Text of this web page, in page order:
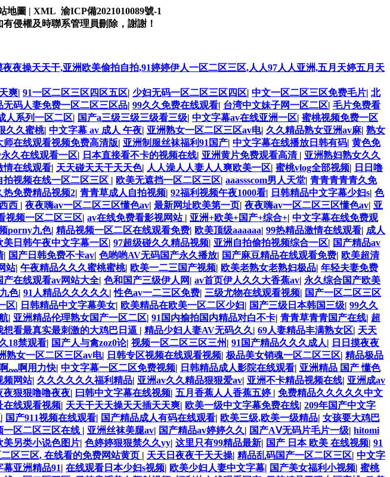
地圖 | XML 渝ICP備2021010089號-1
侵權及時聯系管理員刪除，謝謝！
夜操天天干,亚洲欧美偷拍自拍,91婷婷伊人一区二区三区,人人97人人亚洲,五月天婷五月天
爽| 91一区二区三区四区五区| 少妇无码一区二区三区四区| 中文一区二区三区免费毛片| 北
无码人妻免费一区二区三区品| 99久久免费在线观看| 台湾中文妹子网一区二区| 毛片免费看
人系列一区二区| 国产a三级三级三级看三级| 中文字幕av在线亚洲一区| 蜜桃视频免费一区
久久蜜桃| 中文字幕 av 成人 午夜| 亚洲熟女一区二区三区av电| 久久精品熟女亚洲av麻| 熟女
师在线观看视频免费高清版| 亚洲制服丝袜福利91国产| 中文字幕在线播放日韩有码| 黄色免
久在线观看一区| 日本直接看不卡的视频在线| 亚洲黄片免费观看高清 | 亚洲熟妇熟女久久
情在线观看| 天天碰天天干天天色| 人人澡人人妻人人爽欧美一区| 蜜桃vlog全部视频| 日日噜
拍视频在线一区二区三区 | 欧美无遮挡一区二区三区| aaassscom男人天堂| 青青青青青久免
热免费精品视频2| 青青草成人自拍视频| 92福利视频午夜1000看| 日韩精品中文字幕少妇s| 色
西 | 夜夜嗨av一区二区三区懂色av| 最新网址欧美第一页| 夜夜嗨av一区二区三区懂色av| 亚
视频一区二区三区| av在线免费看影视网站 | 亚洲+欧美+国产+综合+| 中文字幕在线免费观
porny九色| 精品视频一区二区在线观看免费| 欧美顶级aaaaaa| 99热精品激情在线观看| 成人
美日韩午夜中文字幕一区| 97超级碰久久精品视频| 亚洲自拍偷拍视频综合一区| 国产精品av
| 国产日韩免费不卡av| 色哟哟AV无码国产永久播放| 国产麻豆精品在线观看免费| 欧美超清
站| 午夜精品久久久蜜桃蜜桃| 欧美一二三国产视频| 欧美老熟女老熟妇极品| 年轻夫妻免费
产在线观看av网站大全| 色和国产三级伊人网| av首页伊人久久大香蕉av| 永久综合国产欧美
色| 91人精品久久久久久|性色av一二三区免费| 三级尤物在线观看视频| 国产一区二区三区
区| 日韩精品中文字幕美女| 欧美精品在欧美一区二区少妇| 国产三级日本韩国三级| 99久久
| 亚洲精品伦理熟女国产一区二区| 91国内揄拍国内精品对白不卡| 青青草青青国产在线| 超
想看最真实最刺激的大鸡巴日逼 | 精品少妇人妻AV无码久久| 69人妻精品丰满熟女区| 天天
18禁观看| 国产人与禽zoz0论| 视频一区二区三区三州 | 91国产精品久久久成人| 日日摸夜夜
熟女一区二区三区av电| 日韩专区视频在线观看视频| 极品美女销魂一区二区三区| 精品极品
灬啊用力快| 中文字幕一区二区免费视频| 日韩精品成人影院在线观看| 亚洲精品 国产 懂色
频网站| 久久久久久久福利精品| 亚洲av久久精品狠狠爱av| 亚洲不卡精品视频在线| 亚洲成av
夜狠狠噜噜夜夜| 曰韩中文字幕在线视频| 五月香蕉人人香蕉五婷 | 免费精品久久久久久中文
在线观看视频| 天天干天天操天天插天天爽| 欧美一级中文字幕免费在线| 209年国产中文字
| 国产911视频在线观看| 国产精品成人有码在线观看| 欧美三级,欧美一级精品| 女孩要大鸡巴
一区二区三区在线 | 亚洲丝袜美腿av| 国产精品av婷婷久久| 国产AⅤ无码片毛片一级| hitomi
美另类小说色图片| 色婷婷狠狠禁久久yy| 这里只有99精品最新| 国产 日本 欧美 在线视频| 91
区三区, 在线看的免费网站黄页 | 天天日夜夜干天天操| 精品乱码国产一区二区三区| 中文字
幕亚洲精品91| 在线观看日本少妇s视频| 欧美少妇人妻中文字幕| 国产美女福利小视频| 蜜桃